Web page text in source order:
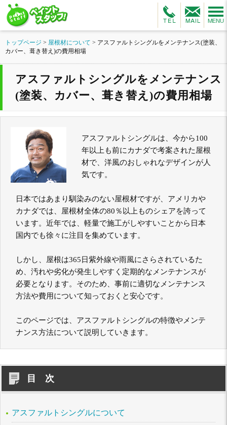
トップページ > 屋根材について > アスファルトシングルをメンテナンス(塗装、
カバー、葺き替え)の費用相場
アスファルトシングルをメンテナンス
(塗装、カバー、葺き替え)の費用相場
アスファルトシングルは、今から100
年以上も前にカナダで考案された屋根
材で、洋風のおしゃれなデザインが人
気です。
日本ではあまり馴染みのない屋根材ですが、アメリカや
カナダでは、屋根材全体の80％以上ものシェアを誇って
います。近年では、軽量で施工がしやすいことから日本
国内でも徐々に注目を集めています。
しかし、屋根は365日紫外線や雨風にさらされているた
め、汚れや劣化が発生しやすく定期的なメンテナンスが
必要となります。そのため、事前に適切なメンテナンス
方法や費用について知っておくと安心です。
このページでは、アスファルトシングルの特徴やメンテ
ナンス方法について説明していきます。
目 次
アスファルトシングルについて